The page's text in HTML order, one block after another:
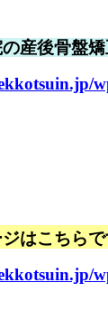
産後骨盤
はこちらで